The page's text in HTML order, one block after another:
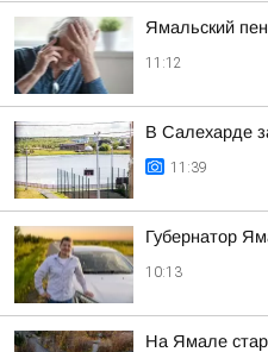
Ямальский
11:12
В Салехарде
11:39
Губернатор
10:13
На Ямале